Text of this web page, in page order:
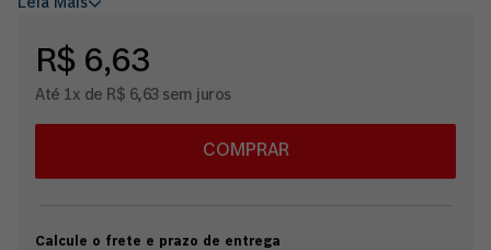
através do processo de usinagem, o que traz perfeita
aço de alta qualidade (W4341/M2) proporcionando
resistência e durabilidade com um maior número de
perfurações até o fim de sua vida útil. Esta broca é adequada
aço, chapas de aço, tubos de aço, ferro fundido, aço puro,
aço fundido, aço inoxidável, alumínio, cobre, bronze, latão,
completo com medidas em milímetros e polegadas variando
Leia Mais
R$ 6,63
Até 1x de R$ 6,63 sem juros
COMPRAR
Calcule o frete e prazo de entrega